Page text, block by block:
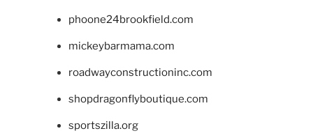
phoone24brookfield.com
mickeybarmama.com
roadwayconstructioninc.com
shopdragonflyboutique.com
sportszilla.org